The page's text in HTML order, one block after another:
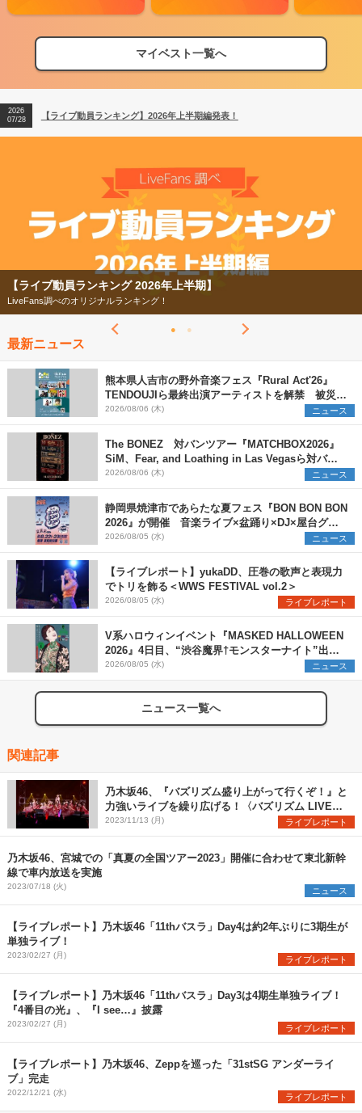
マイベスト一覧へ
【ライブ動員ランキング】2026年上半期編発表！
【フェス特集2026】フェス情報はここから！
2026
07/28
【ライブ動員ランキング】2026年上半期編発表！
【ライブ動員ランキング 2026年上半期】
LiveFans調べのオリジナルランキング！
最新ニュース
熊本県人吉市の野外音楽フェス『Rural Act'26』
TENDOUJIら最終出演アーティストを解禁 被災地
支援プロジェクトの始動も発表
2026/08/06 (木) ニュース
The BONEZ 対バンツアー『MATCHBOX2026』
SiM、Fear, and Loathing in Las Vegasら対バン
アーティストを一斉解禁
2026/08/06 (木) ニュース
静岡県焼津市であらたな夏フェス『BON BON BON
2026』が開催 音楽ライブ×盆踊り×DJ×屋台グル
メ×ランタンナイトで彩る2日間
2026/08/05 (水) ニュース
【ライブレポート】yukaDD、圧巻の歌声と表現力
でトリを飾る＜WWS FESTIVAL vol.2＞
2026/08/05 (水) ライブレポート
V系ハロウィンイベント『MASKED HALLOWEEN
2026』4日目、“渋谷魔界†モンスターナイト”出演6
組を発表
2026/08/05 (水) ニュース
ニュース一覧へ
関連記事
乃木坂46、『バズリズム盛り上がって行くぞ！』と
力強いライブを繰り広げる！〈バズリズム LIVE
2023〉
2023/11/13 (月) ライブレポート
乃木坂46、宮城での「真夏の全国ツアー2023」開催に合わせて東北新幹
線で車内放送を実施
2023/07/18 (火) ニュース
【ライブレポート】乃木坂46「11thバスラ」Day4は約2年ぶりに3期生が
単独ライブ！
2023/02/27 (月) ライブレポート
【ライブレポート】乃木坂46「11thバスラ」Day3は4期生単独ライブ！
『4番目の光』、『I see…』披露
2023/02/27 (月) ライブレポート
【ライブレポート】乃木坂46、Zeppを巡った「31stSG アンダーライ
ブ」完走
2022/12/21 (水) ライブレポート